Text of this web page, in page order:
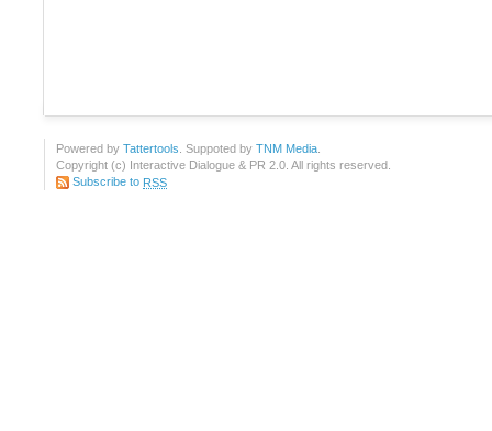
Powered by Tattertools . Suppoted by TNM Media
Copyright (c) Interactive Dialogue & PR 2.0. All rights reserved.
Subscribe to RSS